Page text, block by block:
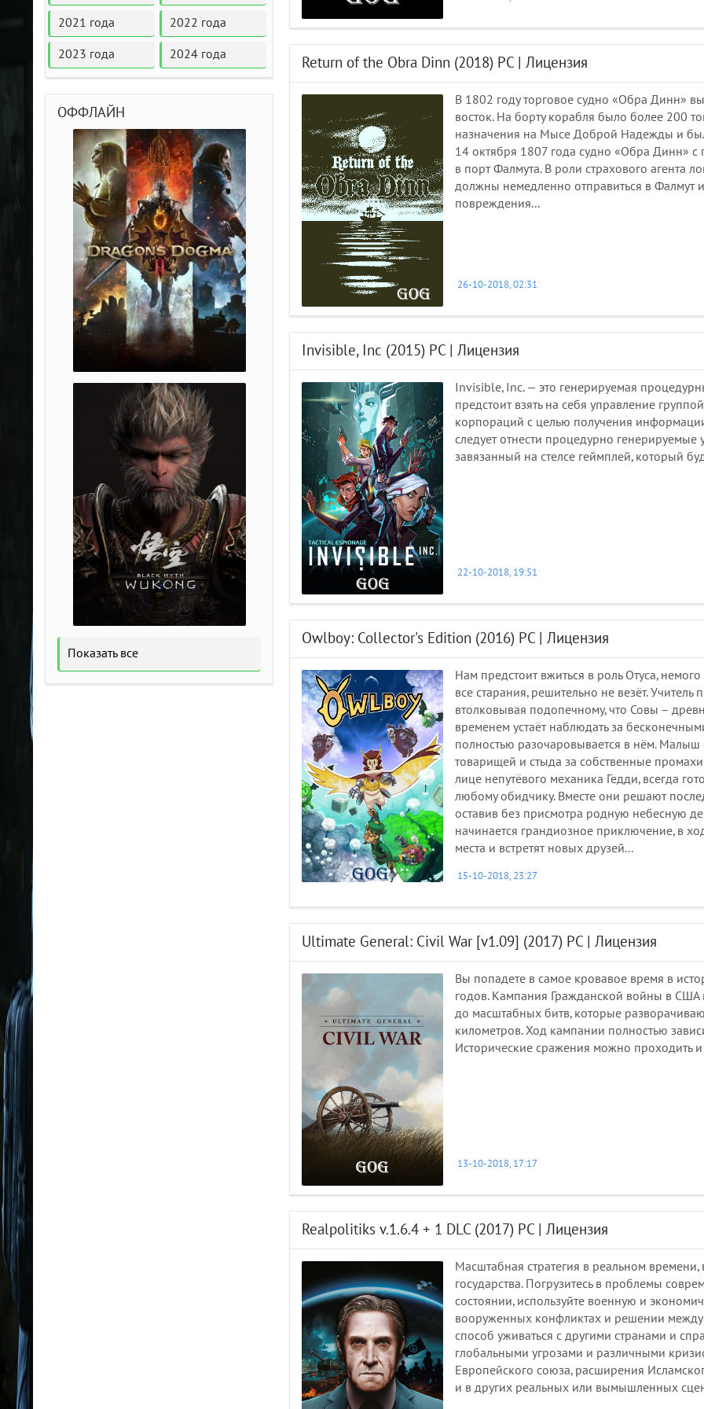
Return of the Obra Dinn (2018) PC | Лицензия
В 1802 году торговое судно «Обра Динн»
восток. На борту корабля было более 200
назначения на Мысе Доброй Надежды и
14 октября 1807 года судно «Обра Динн»
в порт Фалмута. В роли страхового агента
должны немедленно отправиться в Фалмут
повреждения...
26-10-2018, 02:31
Invisible, Inc (2015) PC | Лицензия
Invisible, Inc. — это генерируемая
предстоит взять на себя управление
корпораций с целью получения
следует отнести процедурно
завязанный на стелсе геймплей, который
22-10-2018, 19:51
Owlboy: Collector's Edition (2016) PC | Лицензия
Нам предстоит вжиться в роль Отуса,
все старания, решительно не везёт.
втолковывая подопечному, что Совы –
временем устаёт наблюдать за
полностью разочаровывается в нём. Малыш
товарищей и стыда за собственные
лице непутёвого механика Гедди, всегда
любому обидчику. Вместе они решают
оставив без присмотра родную небесную
начинается грандиозное приключение, в
места и встретят новых друзей...
15-10-2018, 23:27
Ultimate General: Civil War [v1.09] (2017) PC | Лицензия
Вы попадете в самое кровавое время в
годов. Кампания Гражданской войны в США
до масштабных битв, которые
километров. Ход кампании полностью
Исторические сражения можно проходить и
13-10-2018, 17:17
Realpolitiks v.1.6.4 + 1 DLC (2017) PC | Лицензия
Масштабная стратегия в реальном
государства. Погрузитесь в проблемы
состоянии, используйте военную и
вооруженных конфликтах и решении
способ уживаться с другими странами и
глобальными угрозами и различными
Европейского союза, расширения
и в других реальных или вымышленных
2021 года 2022 года
2023 года 2024 года
ОФФЛАЙН
Показать все